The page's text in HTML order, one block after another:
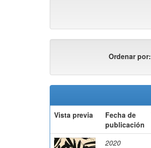
Ordenar por:
Vista previa
Fecha de
publicación
2020